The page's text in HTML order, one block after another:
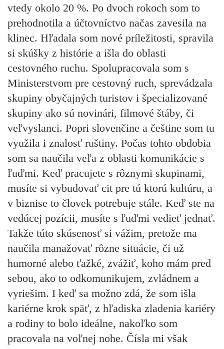
vtedy okolo 20 %. Po dvoch rokoch som to
prehodnotila a účtovníctvo načas zavesila na
klinec. Hľadala som nové príležitosti, spravila
si skúšky z histórie a išla do oblasti
cestovného ruchu. Spolupracovala som s
Ministerstvom pre cestovný ruch, sprevádzala
skupiny obyčajných turistov i špecializované
skupiny ako sú novinári, filmové štáby, či
veľvyslanci. Popri slovenčine a češtine som tu
využila i znalosť ruštiny. Počas tohto obdobia
som sa naučila veľa z oblasti komunikácie s
ľuďmi. Keď pracujete s rôznymi skupinami,
musíte si vybudovať cit pre tú ktorú kultúru, a
v biznise to človek potrebuje stále. Keď ste na
vedúcej pozícii, musíte s ľuďmi vedieť jednať.
Takže túto skúsenosť si vážim, pretože ma
naučila manažovať rôzne situácie, či už
humorné alebo ťažké, zvážiť, koho mám pred
sebou, ako to odkomunikujem, zvládnem a
vyriešim. I keď sa možno zdá, že som išla
kariérne krok späť, z hľadiska zladenia kariéry
a rodiny to bolo ideálne, nakoľko som
pracovala na voľnej nohe. Čísla mi však